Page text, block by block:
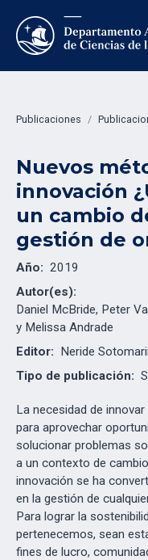
Publicaciones /
Nuevos
innovación
un cambio
gestión de
Año: 2019
Autor(es):
Daniel McBride, Peter
y Melissa Andrade
Editor: Neride
Tipo de publicación:
La necesidad de
para aprovechar
solucionar problemas
a un contexto de
innovación se ha
en la gestión de
Para lograr la
pertenecemos, sean
fines de lucro,